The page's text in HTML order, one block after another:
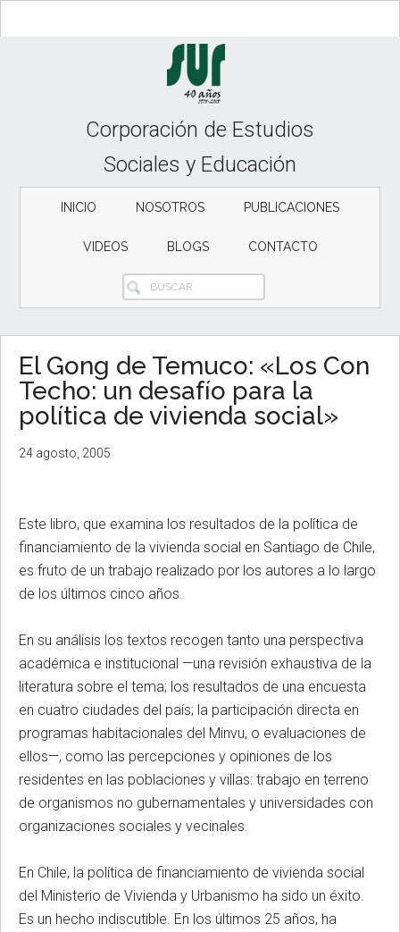
to
to
to
Corporación de Estudios
Sociales y Educación
INICIO NOSOTROS PUBLICACIONES
VIDEOS BLOGS CONTACTO
BUSCAR
El Gong de Temuco: «Los Con
Techo: un desafío para la
política de vivienda social»
24 agosto, 2005
Este libro, que examina los resultados de la política de
financiamiento de la vivienda social en Santiago de Chile,
es fruto de un trabajo realizado por los autores a lo largo
de los últimos cinco años.
En su análisis los textos recogen tanto una perspectiva
académica e institucional —una revisión exhaustiva de la
literatura sobre el tema; los resultados de una encuesta
en cuatro ciudades del país; la participación directa en
programas habitacionales del Minvu, o evaluaciones de
ellos—, como las percepciones y opiniones de los
residentes en las poblaciones y villas: trabajo en terreno
de organismos no gubernamentales y universidades con
organizaciones sociales y vecinales.
En Chile, la política de financiamiento de vivienda social
del Ministerio de Vivienda y Urbanismo ha sido un éxito.
Es un hecho indiscutible. En los últimos 25 años, ha